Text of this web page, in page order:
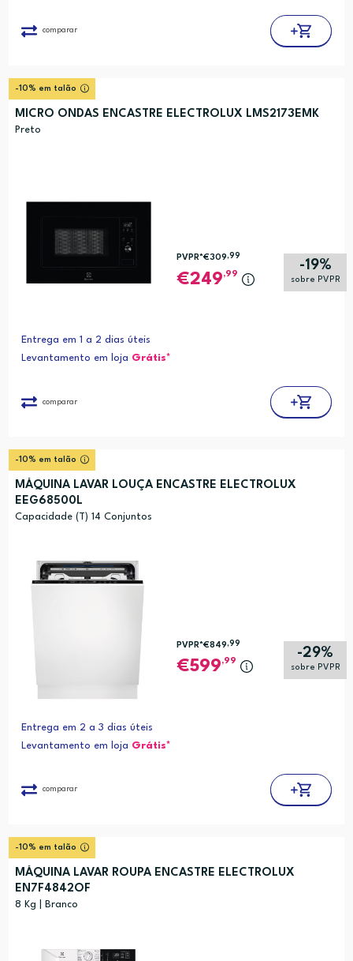
comparar
-10% em talão
MICRO ONDAS ENCASTRE ELECTROLUX LMS2173EMK
Preto
-19%
sobre PVPR
PVPR*€309,99
249,99
Entrega em 1 a 2 dias úteis
Levantamento em loja Grátis*
comparar
-10% em talão
MÁQUINA LAVAR LOUÇA ENCASTRE ELECTROLUX
EEG68500L
Capacidade (T) 14 Conjuntos
-29%
sobre PVPR
PVPR*€849,99
599,99
Entrega em 2 a 3 dias úteis
Levantamento em loja Grátis*
comparar
-10% em talão
MÁQUINA LAVAR ROUPA ENCASTRE ELECTROLUX
EN7F4842OF
8 Kg | Branco